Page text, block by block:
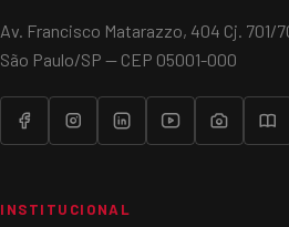
Av. Francisco Matarazzo, 404 Cj. 701/
São Paulo/SP — CEP 05001-000
INSTITUCIONAL